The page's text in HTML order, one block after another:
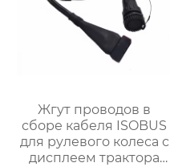
Жгут проводов в
сборе кабеля ISOBUS
для рулевого колеса с
дисплеем трактора